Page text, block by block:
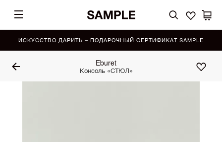
ИСКУССТВО ДАРИТЬ – ПОДАРОЧНЫЙ СЕРТИФИКАТ SAMPLE
Eburet
Консоль «СТЮЛ»